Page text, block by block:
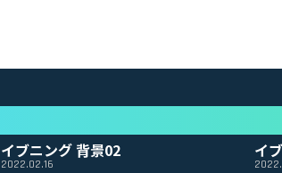
イブニング 背景02
2022.02.16
イ